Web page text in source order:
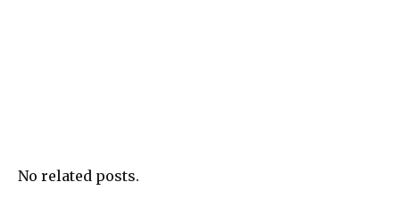
No related posts.